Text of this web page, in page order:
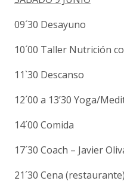
09´30 Desayuno
10´00 Taller Nutrición
11`30 Descanso
12´00 a 13’30 Yoga/
14´00 Comida
17´30 Coach – Javier
21´30 Cena (restaurante)